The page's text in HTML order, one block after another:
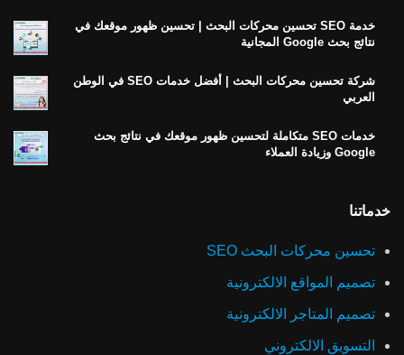
خدمة SEO تحسين محركات البحث | تحسين ظهور موقعك في
نتائج بحث Google المجانية
شركة تحسين محركات البحث | أفضل خدمات SEO في الوطن
العربي
خدمات SEO متكاملة لتحسين ظهور موقعك في نتائج بحث
Google وزيادة العملاء
خدماتنا
تحسين محركات البحث SEO
تصميم المواقع الالكترونية
تصميم المتاجر الالكترونية
التسويق الالكتروني